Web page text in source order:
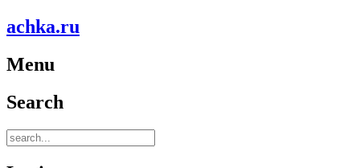
achka.ru
Menu
Search